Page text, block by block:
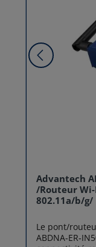
Advantech
/Routeur
802.11a/b/g/
Le pont/